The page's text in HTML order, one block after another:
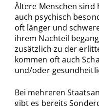
Ältere Menschen sind
auch psychisch
oft länger und
ihrem Nachteil
zusätzlich zu der
kommen oft auch
und/oder
Bei mehreren
gibt es bereits